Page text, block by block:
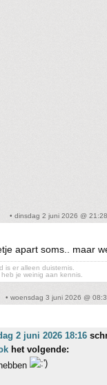
• dinsdag 2 juni 2026 @
apart soms.. maar
is er alleen duisternis.
je weinig aan kennis.
• woensdag 3 juni 2026 @
2 juni 2026 18:16
het volgende: